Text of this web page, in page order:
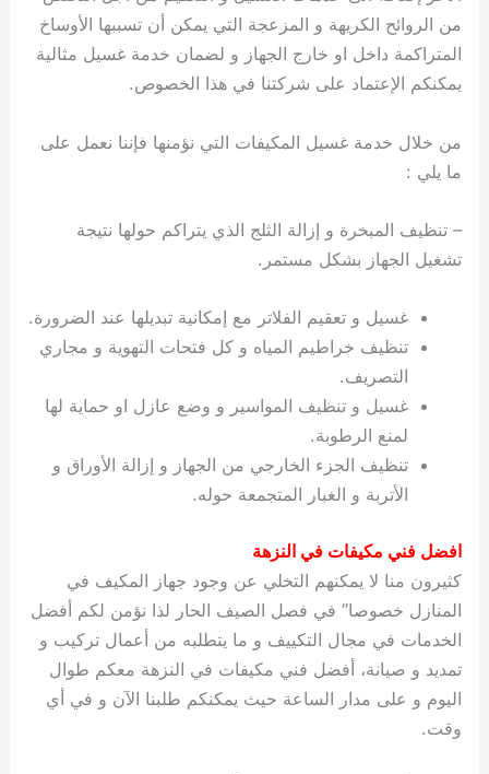
من الروائح الكريهة و المزعجة التي يمكن أن تسببها الأوساخ
المتراكمة داخل او خارج الجهاز و لضمان خدمة غسيل مثالية
يمكنكم الإعتماد على شركتنا في هذا الخصوص.
من خلال خدمة غسيل المكيفات التي نؤمنها فإننا نعمل على
ما يلي :
– تنظيف المبخرة و إزالة الثلج الذي يتراكم حولها نتيجة
تشغيل الجهاز بشكل مستمر.
غسيل و تعقيم الفلاتر مع إمكانية تبديلها عند الضرورة.
تنظيف خراطيم المياه و كل فتحات التهوية و مجاري
التصريف.
غسيل و تنظيف المواسير و وضع عازل او حماية لها
لمنع الرطوبة.
تنظيف الجزء الخارجي من الجهاز و إزالة الأوراق و
الأتربة و الغبار المتجمعة حوله.
افضل فني مكيفات في النزهة
كثيرون منا لا يمكنهم التخلي عن وجود جهاز المكيف في
المنازل خصوصا” في فصل الصيف الحار لذا نؤمن لكم أفضل
الخدمات في مجال التكييف و ما يتطلبه من أعمال تركيب و
تمديد و صيانة، أفضل فني مكيفات في النزهة معكم طوال
اليوم و على مدار الساعة حيث يمكنكم طلبنا الآن و في أي
وقت.